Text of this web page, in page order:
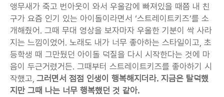
앵무새가 죽고 번아웃이 와서 우울감에 빠져있을 때쯤 내 친
구가 요즘 인기 있는 아이돌이라면서 ‘스트레이트키즈’를 소
개해줬어. 그때 무대 영상을 보자마자 우울한 기분이 싹 사라
지는 느낌이었어. 노래도 내가 너무 좋아하는 스타일이고, 초
등학생 때 그만뒀던 아이돌 덕질을 다시 시작한다는 것에 마
음이 두근거렸거든. 그때부터 스트레이트키즈를 좋아하기 시
작했고, 그러면서 점점 인생이 행복해지더라. 지금은 탈덕했
지만 그때 나는 너무 행복했던 것 같아.